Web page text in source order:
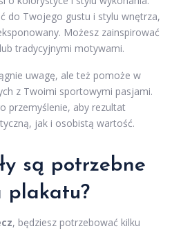
do Twojego gustu i stylu wnętrza,
Możesz zainspirować
tradycyjnymi motywami.
uwagę, ale też pomoże w
z Twoimi sportowymi pasjami.
przemyślenie, aby rezultat
jak i osobistą wartość.
są potrzebne
plakatu?
, będziesz potrzebować kilku